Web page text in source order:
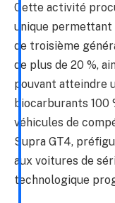
Cette activité
unique permettant
de troisième
de plus de 20 %,
pouvant atteindre
biocarburants 100
véhicules de
Supra GT4,
aux voitures de
technologique